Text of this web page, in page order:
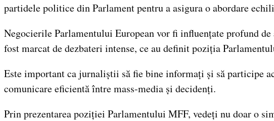
partidele politice din Parlament pentru a asigura o abordare
Negocierile Parlamentului European vor fi influențate profund
fost marcat de dezbateri intense, ce au definit poziția
Este important ca jurnaliștii să fie bine informați și să participe
comunicare eficientă între mass-media și decidenți.
Prin prezentarea poziției Parlamentului MFF, vedeți nu doar o